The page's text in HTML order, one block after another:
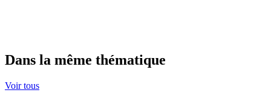
Dans la même thématique
Voir tous